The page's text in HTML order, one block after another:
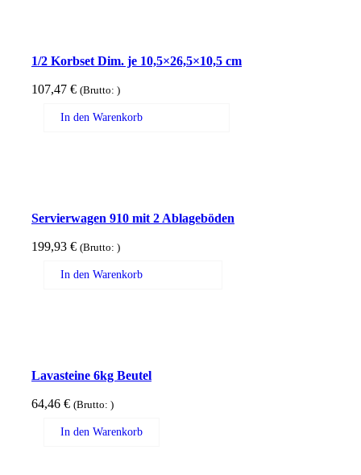
1/2 Korbset Dim. je 10,5×26,5×10,5 cm
107,47 € (Brutto: )
In den Warenkorb
Servierwagen 910 mit 2 Ablageböden
199,93 € (Brutto: )
In den Warenkorb
Lavasteine 6kg Beutel
64,46 € (Brutto: )
In den Warenkorb